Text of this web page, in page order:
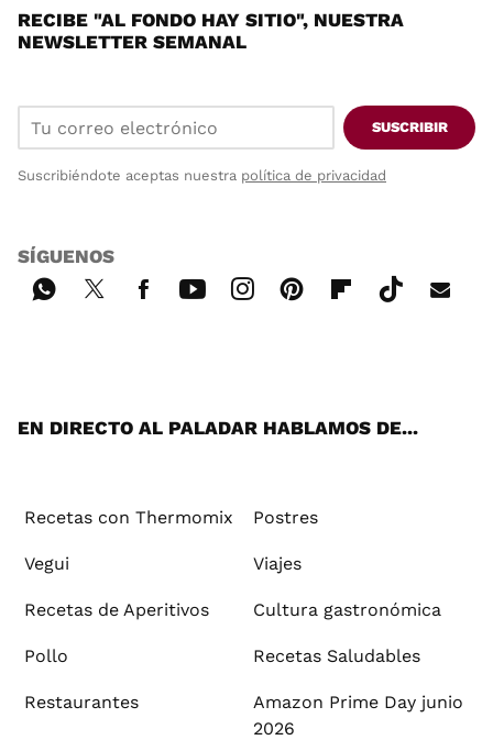
RECIBE "AL FONDO HAY SITIO", NUESTRA
NEWSLETTER SEMANAL
SUSCRIBIR
Suscribiéndote aceptas nuestra política de privacidad
SÍGUENOS
EN DIRECTO AL PALADAR HABLAMOS DE...
Recetas con Thermomix Postres
Vegui Viajes
Recetas de Aperitivos Cultura gastronómica
Pollo Recetas Saludables
Restaurantes
Amazon Prime Day junio
2026